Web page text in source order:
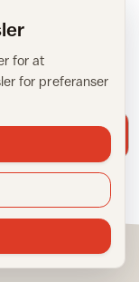
og inspirasjon til
Meld meg på
for at
for preferanser